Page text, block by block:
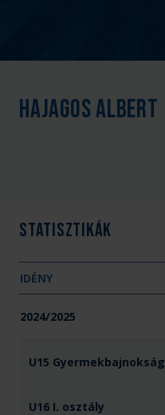
Hajagos Albert
Statisztikák
IDÉNY
2024/2025
U15 Gyermekbajnokság
U16 I. osztály